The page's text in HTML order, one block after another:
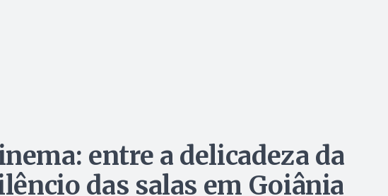
entre a delicadeza da
das salas em Goiânia